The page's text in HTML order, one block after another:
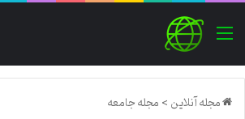
منو
مجله آنلاین>مجله جامعه